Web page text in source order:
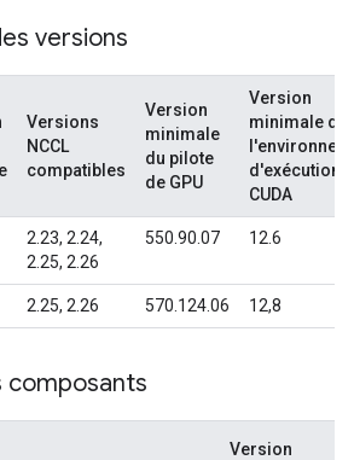
versions
Versions
NCCL
compatibles
Version
minimale
du pilote
de GPU
Version
minimale de
d'exécution
CUDA
2.23, 2.24,
2.25, 2.26
550.90.07 12.6
2.25, 2.26 570.124.06 12,8
composants
Version